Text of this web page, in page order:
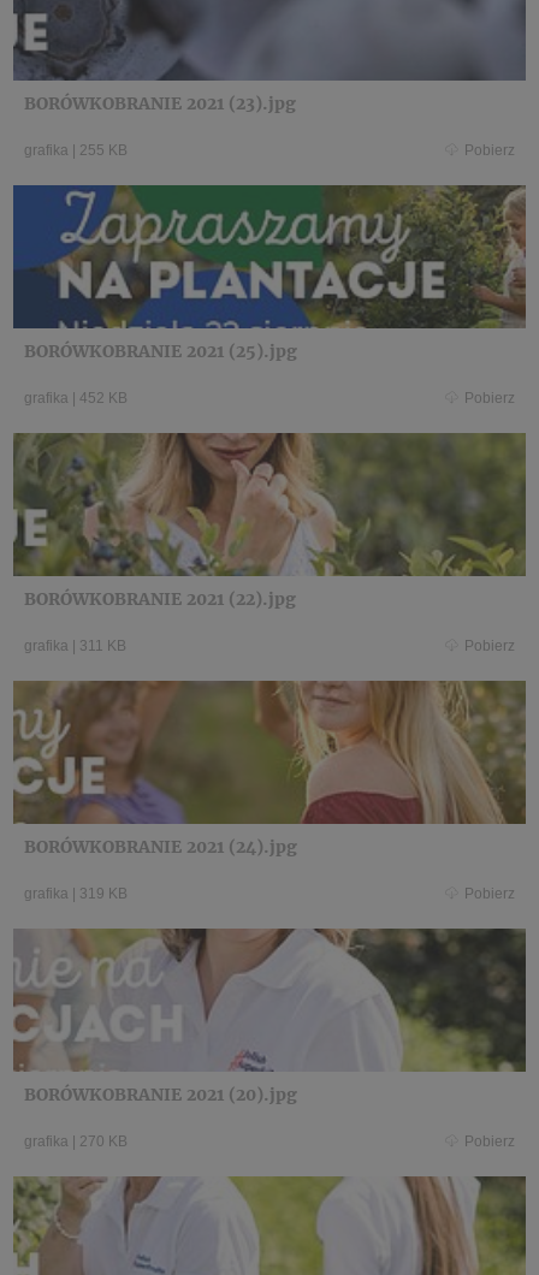
BORÓWKOBRANIE 2021 (23).jpg
grafika 255 KB Pobierz
BORÓWKOBRANIE 2021 (25).jpg
grafika 452 KB Pobierz
BORÓWKOBRANIE 2021 (22).jpg
grafika 311 KB Pobierz
BORÓWKOBRANIE 2021 (24).jpg
grafika 319 KB Pobierz
BORÓWKOBRANIE 2021 (20).jpg
grafika 270 KB Pobierz